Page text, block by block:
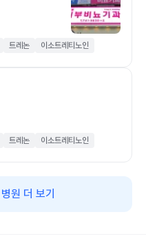
트레논 이소트레티노인
트레논 이소트레티노인
원 더 보기